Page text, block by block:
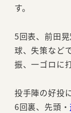
す。
5回表、前田
球、失策など
振、一ゴロに
投手陣の好投
6回裏、先頭・